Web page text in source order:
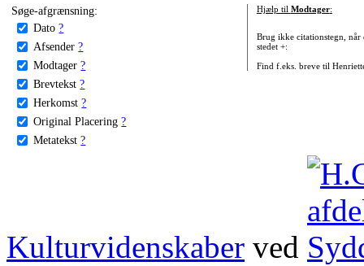
Søge-afgrænsning:
Dato ?
Afsender ?
Modtager ?
Brevtekst ?
Herkomst ?
Original Placering ?
Metatekst ?
Hjælp til Modtager:
Brug ikke citationstegn, når
stedet +:
Find f.eks. breve til
Kulturvidenskaber ved